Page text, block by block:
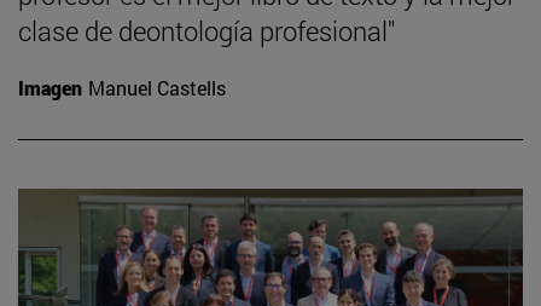
clase de deontología profesional"
Imagen Manuel Castells